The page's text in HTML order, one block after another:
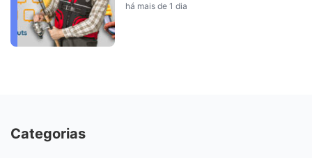
há mais de 1 dia
Categorias